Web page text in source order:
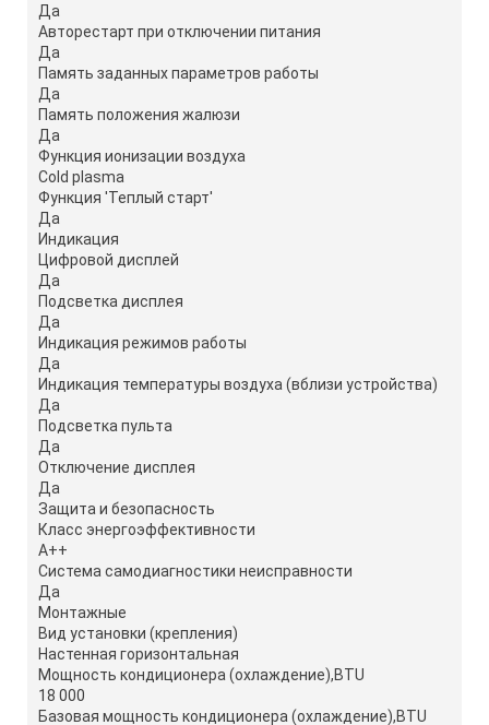
Да
Авторестарт при отключении питания
Да
Память заданных параметров работы
Да
Память положения жалюзи
Да
Функция ионизации воздуха
Cold plasma
Функция 'Теплый старт'
Да
Индикация
Цифровой дисплей
Да
Подсветка дисплея
Да
Индикация режимов работы
Да
Индикация температуры воздуха (вблизи устройства)
Да
Подсветка пульта
Да
Отключение дисплея
Да
Защита и безопасность
Класс энергоэффективности
A++
Система самодиагностики неисправности
Да
Монтажные
Вид установки (крепления)
Настенная горизонтальная
Мощность кондиционера (охлаждение),BTU
18 000
Базовая мощность кондиционера (охлаждение),BTU